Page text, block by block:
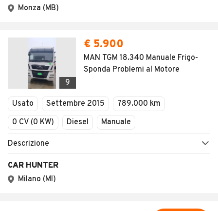
Monza (MB)
9
€ 5.900
MAN TGM 18.340 Manuale Frigo-
Sponda Problemi al Motore
Usato Settembre 2015
789.000 km
0 CV (0 KW)
Diesel Manuale
Descrizione
CAR HUNTER
Milano (MI)